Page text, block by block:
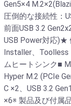
Gen5×4
圧倒的な接続性：
前面USB 3.2
USB Power対応)★
Installer、
ムヒートシンク■
Hyper M.2 (PCIe
C ×2、USB 3.2
×6※ 製品及び付属